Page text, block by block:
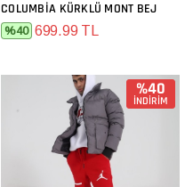
COLUMBIA KÜRKLÜ MONT BEJ
%40 699.99 TL
%40
İNDİRİM